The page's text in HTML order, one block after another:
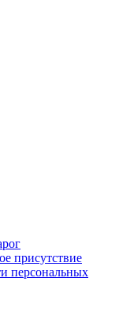
присутствие
персональных